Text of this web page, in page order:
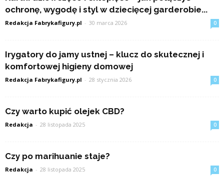
ochronę, wygodę i styl w dziecięcej garderobie...
Redakcja Fabrykafigury.pl - 30 marca 2026 0
Irygatory do jamy ustnej – klucz do skutecznej i
komfortowej higieny domowej
Redakcja Fabrykafigury.pl - 28 stycznia 2026 0
Czy warto kupić olejek CBD?
Redakcja - 28 listopada 2025 0
Czy po marihuanie staje?
Redakcja - 28 listopada 2025 0